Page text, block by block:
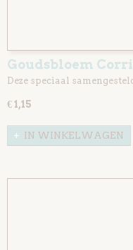
Goudsbloem
Deze speciaal
€ 1,15
IN WINKELWAGEN